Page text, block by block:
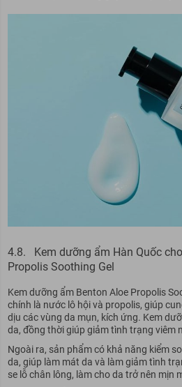
4.8. Kem dưỡng ẩm Hàn Quốc
Propolis Soothing Gel
Kem dưỡng ẩm Benton Aloe Propolis
chính là nước lô hội và propolis, giúp
dịu các vùng da mụn, kích ứng. Kem
da, đồng thời giúp giảm tình trạng viêm
Ngoài ra, sản phẩm có khả năng kiểm
da, giúp làm mát da và làm giảm tình
se lỗ chân lông, làm cho da trở nên mịn